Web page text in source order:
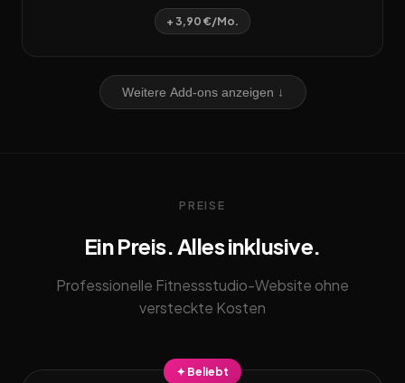
+ 3,90 €/Mo.
Weitere Add-ons anzeigen ↓
PREISE
Ein Preis. Alles inklusive.
Professionelle Fitnessstudio-Website ohne
versteckte Kosten
✦ Beliebt